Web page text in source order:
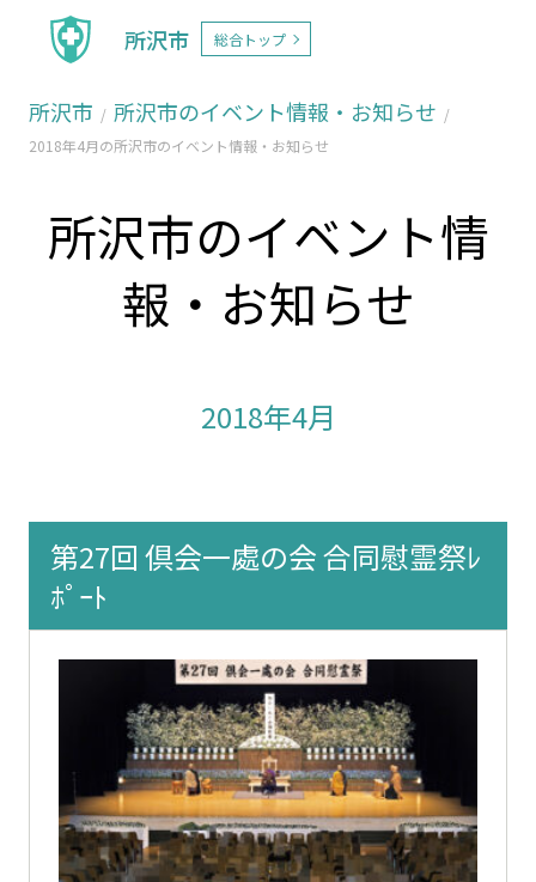
所沢市 総合トップ
所沢市 所沢市のイベント情報・お知らせ
2018年4月の所沢市のイベント情報・お知らせ
所沢市のイベント情
報・お知らせ
2018年4月
第27回 倶会一處の会 合同慰霊祭ﾚ
ﾎﾟｰﾄ